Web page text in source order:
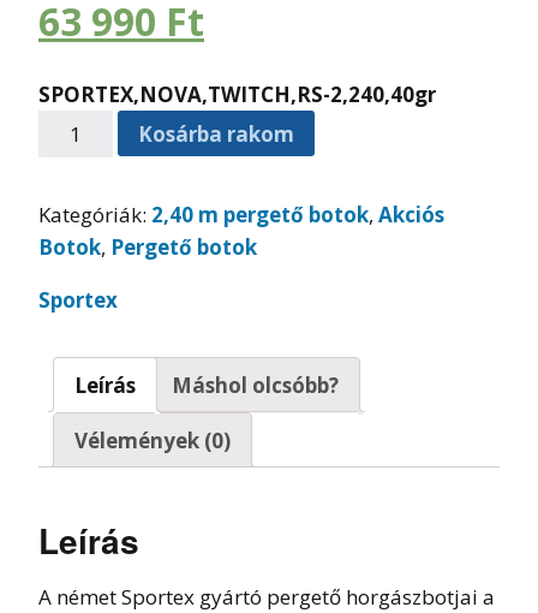
63 990 Ft
SPORTEX,NOVA,TWITCH,RS-2,240,40gr
Kosárba rakom
Kategóriák: 2,40 m pergető botok, Akciós
Botok, Pergető botok
Sportex
Leírás
Máshol olcsóbb?
Vélemények (0)
Leírás
A német Sportex gyártó pergető horgászbotjai a